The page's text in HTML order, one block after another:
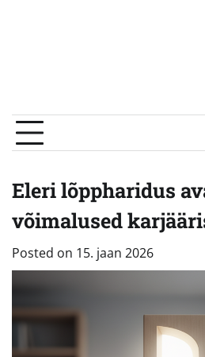
Eleri lõppharidus
võimalused
Posted on 15. jaan 2026